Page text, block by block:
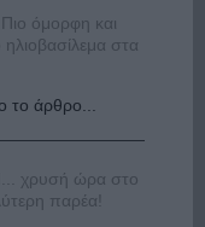
όμορφη και
στα
το άρθρο...
χρυσή ώρα στο
παρέα!